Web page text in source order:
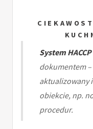
System HACCP
dokumentem
aktualizowany
obiekcie, np.
procedur.